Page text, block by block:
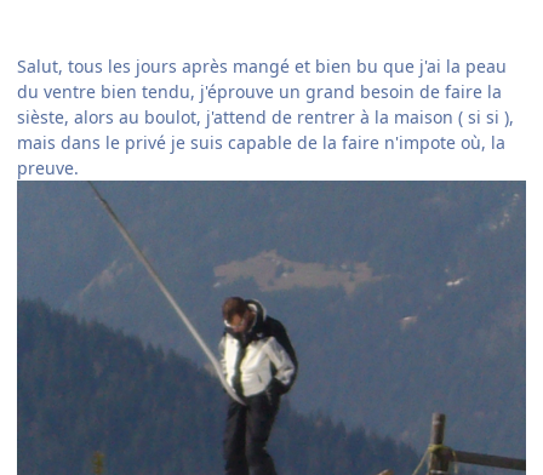
Salut, tous les jours après mangé et bien bu que j'ai la peau
du ventre bien tendu, j'éprouve un grand besoin de faire la
sièste, alors au boulot, j'attend de rentrer à la maison ( si si ),
mais dans le privé je suis capable de la faire n'impote où, la
preuve.